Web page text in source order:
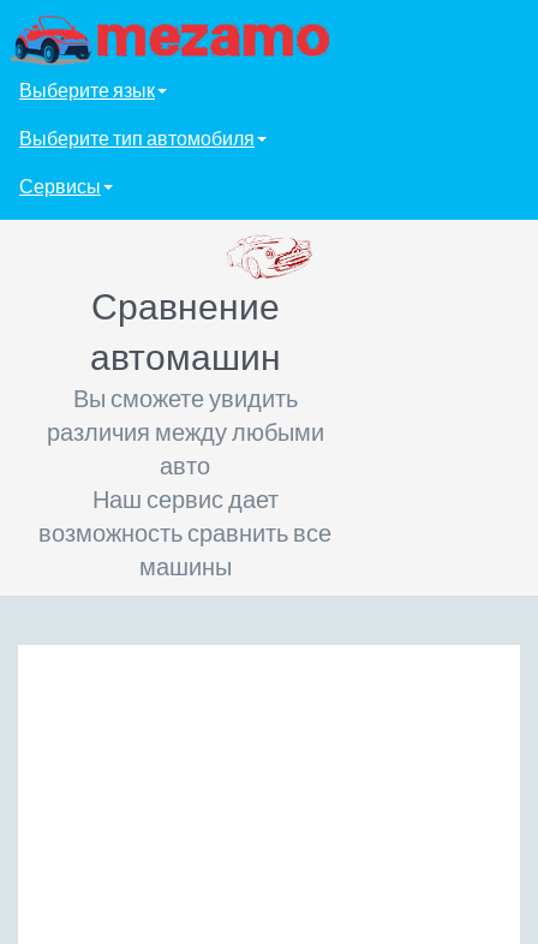
Выберите язык
Выберите тип автомобиля
Сервисы
Сравнение
автомашин
Вы сможете увидить
различия между любыми
авто
Наш сервис дает
возможность сравнить все
машины